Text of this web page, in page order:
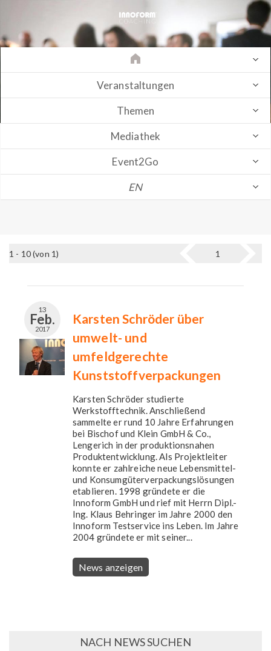
Veranstaltungen
Themen
Mediathek
Event2Go
EN
1 - 10 (von 1) 1
13
Feb.
2017
Karsten Schröder über
umwelt- und
umfeldgerechte
Kunststoffverpackungen
Karsten Schröder studierte
Werkstofftechnik. Anschließend
sammelte er rund 10 Jahre Erfahrungen
bei Bischof und Klein GmbH & Co.,
Lengerich in der produktionsnahen
Produktentwicklung. Als Projektleiter
konnte er zahlreiche neue Lebensmittel-
und Konsumgüterverpackungslösungen
etablieren. 1998 gründete er die
Innoform GmbH und rief mit Herrn Dipl.-
Ing. Klaus Behringer im Jahre 2000 den
Innoform Testservice ins Leben. Im Jahre
2004 gründete er mit seiner...
News anzeigen
NACH NEWS SUCHEN